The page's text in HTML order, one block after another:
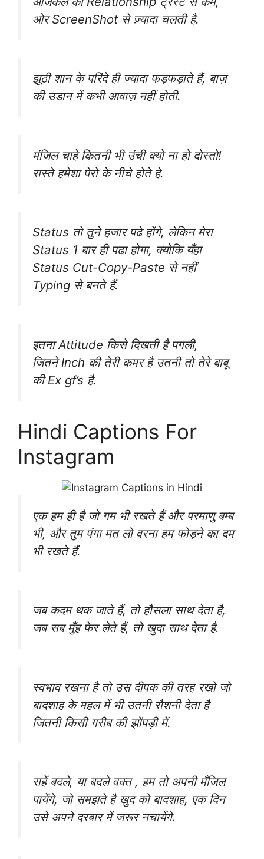
ओर ScreenShot से ज़्यादा चलती है.
झूठी शान के परिंदे ही ज्यादा फड़फड़ाते हैं, बाज़
की उडान में कभी आवाज़ नहीं होती.
मंजिल चाहे कितनी भी उंची क्यो ना हो दोस्तो!
रास्ते हमेशा पेरो के नीचे होते हे.
Status‬ तो तुने ‪हजार‬ पढे होंगे, लेकिन मेरा
Status 1 बार ही पढा होगा, क्योकि यँहा
Status ‪Cut-Copy-Paste‬ से नहीं
‪‎Typing से बनते हैं.
इतना Attitude किसे दिखती है पगली,
जितने Inch की तेरी कमर है उतनी तो तेरे बाबू
की Ex gf’s है.
Hindi Captions For
Instagram
एक हम ही है जो गम भी रखते हैं और परमाणु बम्ब
भी, और तुम पंगा मत लो वरना हम फोड़ने का दम
भी रखते हैं.
जब कदम थक जाते हैं, तो हौसला साथ देता है,
जब सब मुँह फेर लेते हैं, तो खुदा साथ देता है.
स्वभाव रखना है तो उस दीपक की तरह रखो जो
बादशाह के महल में भी उतनी रौशनी देता है
जितनी किसी गरीब की झोंपड़ी में.
राहें‬ बदले, या बदले वक्त‬ , हम तो अपनी मँजिल
पायेंगे‬, जो समझते है खुद को ‪‎बादशाह‬, एक दिन
उसे अपने ‪दरबार‬ में ‪जरूर नचायेंगे‬.